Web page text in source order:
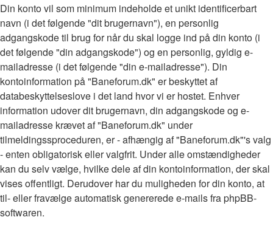
Din konto vil som minimum indeholde et unikt identificerbart
navn (i det følgende "dit brugernavn"), en personlig
adgangskode til brug for når du skal logge ind på din konto (i
det følgende "din adgangskode") og en personlig, gyldig e-
mailadresse (i det følgende "din e-mailadresse"). Din
kontoinformation på "Baneforum.dk" er beskyttet af
databeskyttelseslove i det land hvor vi er hostet. Enhver
information udover dit brugernavn, din adgangskode og e-
mailadresse krævet af "Baneforum.dk" under
tilmeldingssproceduren, er - afhængig af "Baneforum.dk"'s valg
- enten obligatorisk eller valgfrit. Under alle omstændigheder
kan du selv vælge, hvilke dele af din kontoinformation, der skal
vises offentligt. Derudover har du muligheden for din konto, at
til- eller fravælge automatisk genererede e-mails fra phpBB-
softwaren.